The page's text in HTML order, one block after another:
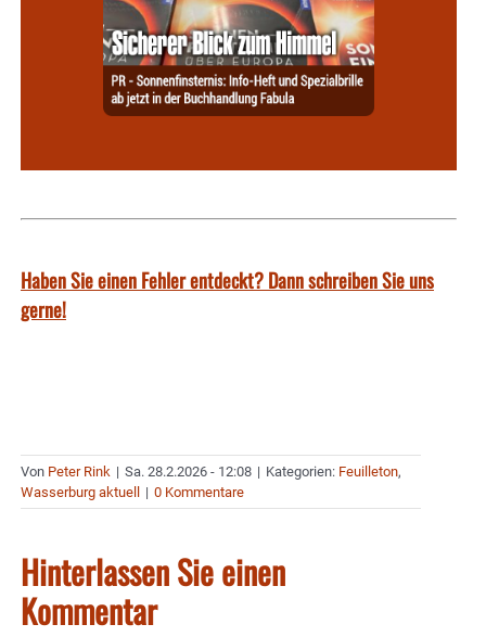
Haben Sie einen Fehler entdeckt? Dann schreiben Sie uns
gerne!
Von Peter Rink | Sa. 28.2.2026 - 12:08 | Kategorien: Feuilleton,
Wasserburg aktuell
| 0 Kommentare
Hinterlassen Sie einen
Kommentar